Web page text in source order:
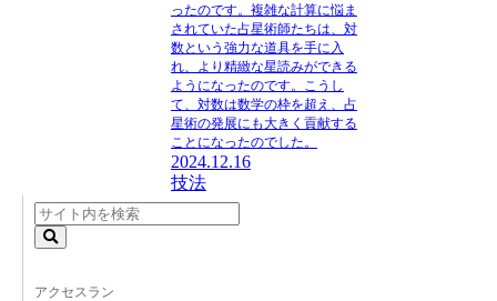
ったのです。複雑な計算に悩ま
されていた占星術師たちは、対
数という強力な道具を手に入
れ、より精緻な星読みができる
ようになったのです。こうし
て、対数は数学の枠を超え、占
星術の発展にも大きく貢献する
ことになったのでした。
2024.12.16
技法
アクセスラン